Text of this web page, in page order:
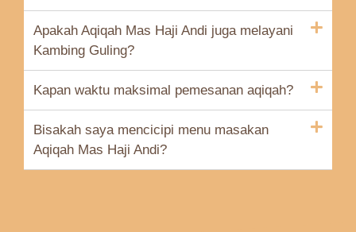
Apakah Aqiqah Mas Haji Andi juga melayani
Kambing Guling?
Kapan waktu maksimal pemesanan aqiqah?
Bisakah saya mencicipi menu masakan
Aqiqah Mas Haji Andi?